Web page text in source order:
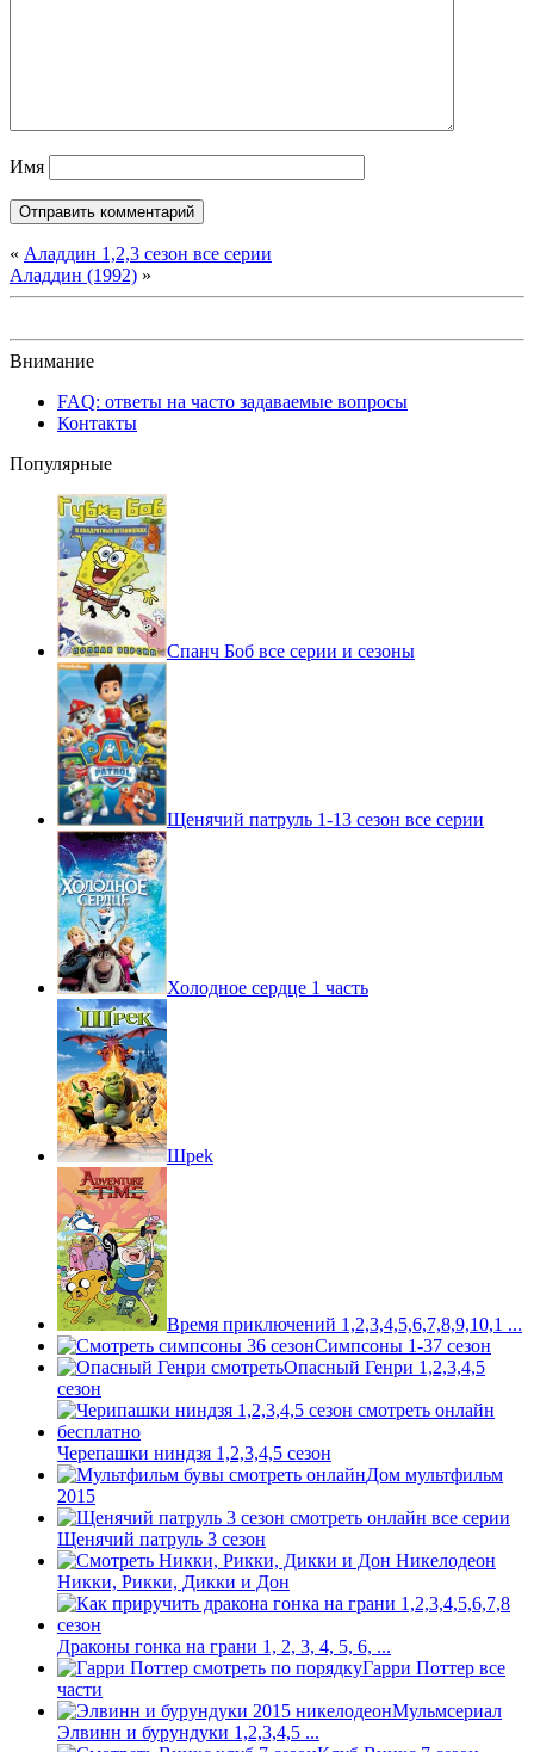
Имя
« Аладдин 1,2,3 сезон все серии
Аладдин (1992) »
Внимание
FAQ: ответы на часто задаваемые вопросы
Контакты
Популярные
Спанч Боб все серии и сезоны
Щенячий патруль 1-13 сезон все серии
Холодное сердце 1 часть
Шpek
Время приключений 1,2,3,4,5,6,7,8,9,10,1 ...
Симпсоны 1-37 сезон
Опасный Генри 1,2,3,4,5
сезон
Черепашки ниндзя 1,2,3,4,5 сезон
Дом мультфильм
2015
Щенячий патруль 3 сезон
Никки, Рикки, Дикки и Дон
Драконы гонка на грани 1, 2, 3, 4, 5, 6, ...
Гарри Поттер все
части
Мульмсериал
Элвинн и бурундуки 1,2,3,4,5 ...